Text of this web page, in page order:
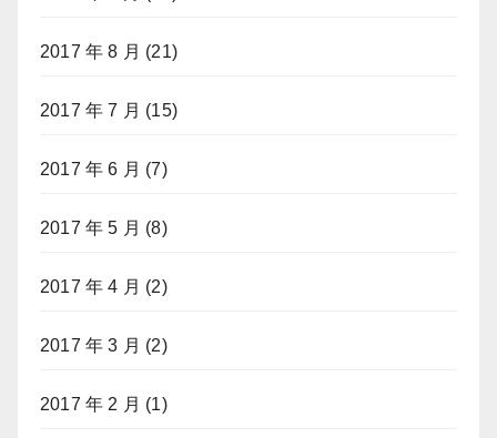
2017 年 8 月 (21)
2017 年 7 月 (15)
2017 年 6 月 (7)
2017 年 5 月 (8)
2017 年 4 月 (2)
2017 年 3 月 (2)
2017 年 2 月 (1)